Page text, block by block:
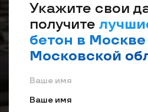
Укажите cвои
получите
бетон в Москве
Московской
Ваше имя